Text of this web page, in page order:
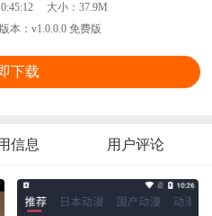
大小： 37.9M
本： v1.0.0.0 免费版
下载
信息 用户评论